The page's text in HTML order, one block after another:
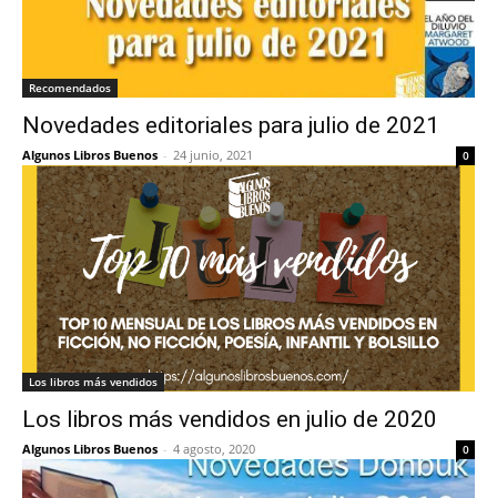
Recomendados
Novedades editoriales para julio de 2021
Algunos Libros Buenos - 24 junio, 2021 0
Los libros más vendidos
Los libros más vendidos en julio de 2020
Algunos Libros Buenos - 4 agosto, 2020 0